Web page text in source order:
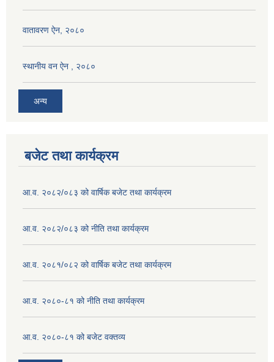
वातावरण ऐन, २०८०
स्थानीय वन ऐन , २०८०
अन्य
बजेट तथा कार्यक्रम
आ.व. २०८२/०८३ को वार्षिक बजेट तथा कार्यक्रम
आ.व. २०८२/०८३ को नीति तथा कार्यक्रम
आ.व. २०८१/०८२ को वार्षिक बजेट तथा कार्यक्रम
आ.व. २०८०-८१ को नीति तथा कार्यक्रम
आ.व. २०८०-८१ को बजेट वक्तव्य